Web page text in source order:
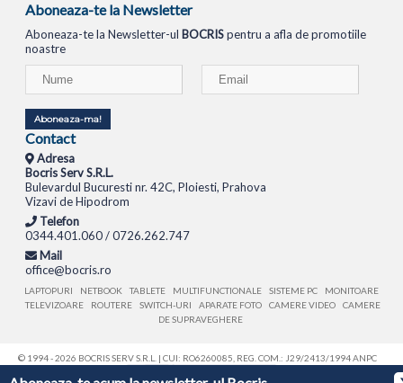
Aboneaza-te la Newsletter
Aboneaza-te la Newsletter-ul BOCRISpentru a afla de promotiile
noastre
Aboneaza-ma!
Contact
Adresa
Bocris Serv S.R.L.
Bulevardul Bucuresti nr. 42C, Ploiesti, Prahova
Vizavi de Hipodrom
Telefon
0344.401.060 / 0726.262.747
Mail
office@bocris.ro
LAPTOPURI NETBOOK TABLETE MULTIFUNCTIONALE SISTEME PC
MONITOARE
TELEVIZOARE
ROUTERE SWITCH-URI APARATE FOTO CAMERE VIDEO
CAMERE
DE SUPRAVEGHERE
© 1994 - 2026 BOCRIS SERV S.R.L. | CUI: RO6260085, REG. COM.: J29/2413/1994ANPC